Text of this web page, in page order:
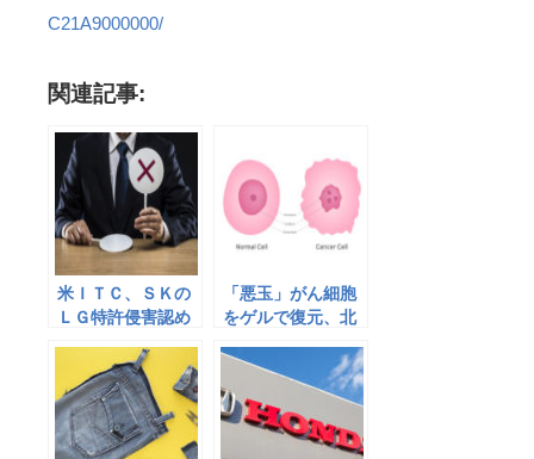
C21A9000000/
関連記事:
米ＩＴＣ、ＳＫの
ＬＧ特許侵害認め
「悪玉」がん細胞
をゲルで復元、北